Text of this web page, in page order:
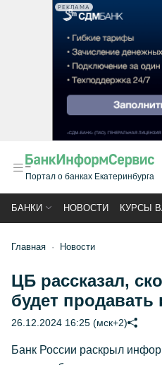
РЕКЛАМА
Портал о банках Екатеринбурга
БАНКИ НОВОСТИ КУРСЫ
Главная Новости
ЦБ рассказал,
будет продавать
26.12.2024 16:25 (мск+2)
Банк России раскрыл